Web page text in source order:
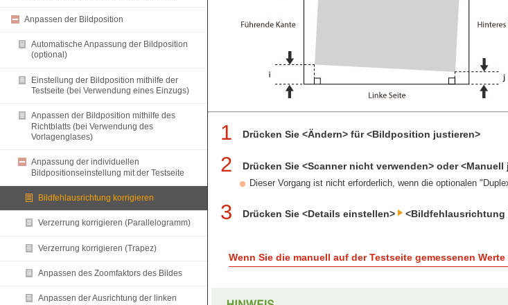
Anpassen der Bildposition
Automatische Anpassung der Bildposition
(optional)
Einstellung der Bildposition mithilfe der
Testseite (bei Verwendung eines Einzugs)
Anpassen der Bildposition mithilfe des
Richtblatts (bei Verwendung des
Vorlagenglases)
Anpassung der individuellen
Bildpositionseinstellung mit der Testseite
Bildfehlausrichtung korrigieren
Verzerrung korrigieren (Parallelogramm)
Verzerrung korrigieren (Trapez)
Anpassen des Zoomfaktors des Bildes
Anpassen der Ausrichtung der linken
1 Drücken Sie <Ändern> für <Bildposition justieren>
2 Drücken Sie <Scanner nicht verwenden> oder <Manuell
Dieser Vorgang ist nicht erforderlich, wenn die optionalen
3 Drücken Sie <Details einstellen> <Bildfehlausrichtung
Wenn Sie die manuell auf der Testseite gemessenen